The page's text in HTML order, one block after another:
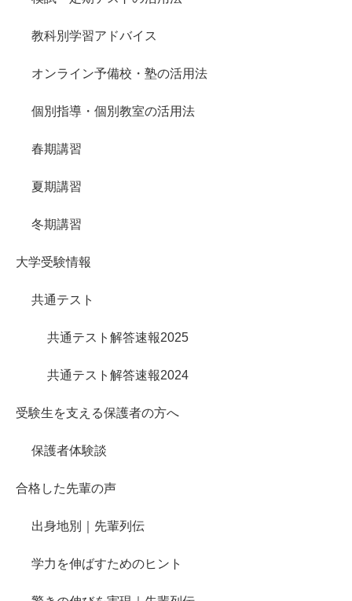
教科別学習アドバイス
オンライン予備校・塾の活用法
個別指導・個別教室の活用法
春期講習
夏期講習
冬期講習
大学受験情報
共通テスト
共通テスト解答速報2025
共通テスト解答速報2024
受験生を支える保護者の方へ
保護者体験談
合格した先輩の声
出身地別｜先輩列伝
学力を伸ばすためのヒント